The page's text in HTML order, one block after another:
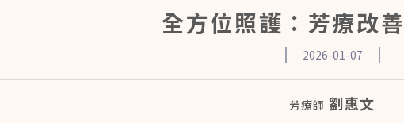
全方位照護：芳療改
2026-01-07
芳療師 劉惠文